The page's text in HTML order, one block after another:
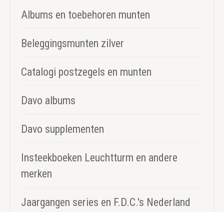
Albums en toebehoren munten
Beleggingsmunten zilver
Catalogi postzegels en munten
Davo albums
Davo supplementen
Insteekboeken Leuchtturm en andere
merken
Jaargangen series en F.D.C.'s Nederland